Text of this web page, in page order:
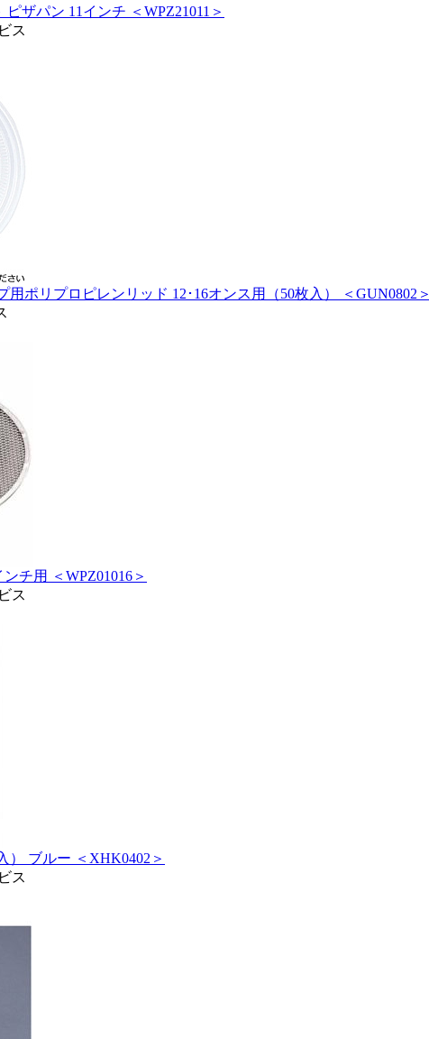
ザパン 11インチ ＜WPZ21011＞
ス
用ポリプロピレンリッド 12･16オンス用（50枚入） ＜GUN0802＞
チ用 ＜WPZ01016＞
ス
） ブルー ＜XHK0402＞
ス